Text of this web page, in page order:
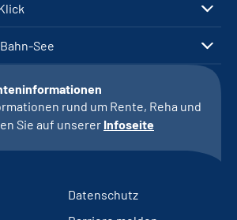
See
rund um Rente, Reha und
Sie auf unserer Infoseite
Datenschutz